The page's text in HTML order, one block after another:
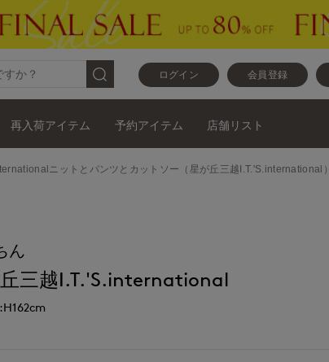
ログイン 会員登録
再入荷アイテム 予約アイテム 店舗リスト
ニットとパンツとカットソー（星が丘三越I.T.'S.international）
ん
三越I.T.'S.international